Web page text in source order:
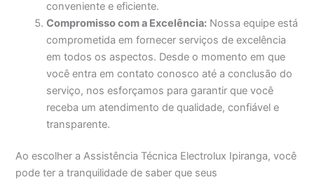
conveniente e eficiente.
Compromisso com a Excelência: Nossa equipe está
comprometida em fornecer serviços de excelência
em todos os aspectos. Desde o momento em que
você entra em contato conosco até a conclusão do
serviço, nos esforçamos para garantir que você
receba um atendimento de qualidade, confiável e
transparente.
Ao escolher a Assistência Técnica Electrolux Ipiranga, você
pode ter a tranquilidade de saber que seus